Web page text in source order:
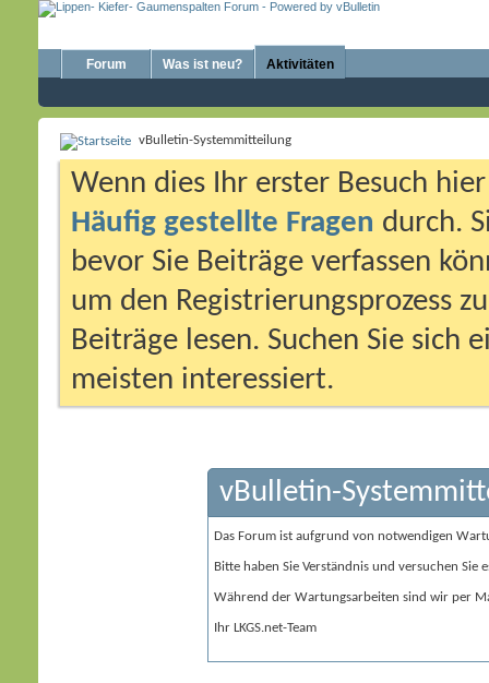
Forum Was ist neu? Aktivitäten
vBulletin-Systemmitteilung
Wenn dies Ihr erster Besuch
Häufig gestellte Fragen durch.
bevor Sie Beiträge verfassen
um den Registrierungsprozess
Beiträge lesen. Suchen Sie sich
meisten interessiert.
vBulletin-
Das Forum ist aufgrund von notwendigen
Bitte haben Sie Verständnis und versuchen Sie
Während der Wartungsarbeiten sind wir per
Ihr LKGS.net-Team